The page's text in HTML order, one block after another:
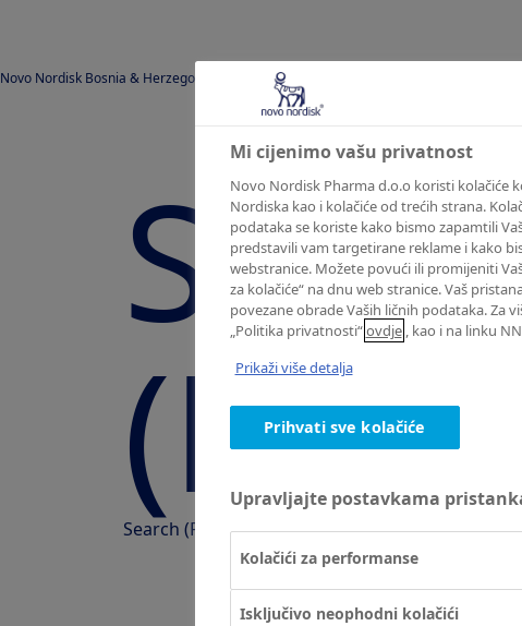
Novo Nordisk Bosnia & Herzegovina BS
Search (Pretraži) Novo Nordisk Global
Mi cijenimo vašu privatnost
Novo Nordisk Pharma d.o.o koristi kolačiće
Nordiska kao i kolačiće od trećih strana.
podataka se koriste kako bismo zapamtili
predstavili vam targetirane reklame i kako
webstranice. Možete povući ili promijeniti
za kolačiće“ na dnu web stranice. Vaš
povezane obrade Vaših ličnih podataka. Za
„Politika privatnosti“ovdje, kao i na linku
Prikaži više detalja
Prihvati sve kolačiće
Upravljajte postavkama
Kolačići za performanse
Isključivo neophodni kolačići